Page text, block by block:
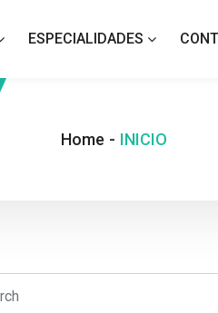
ESPECIALIDADES
Home - INICIO